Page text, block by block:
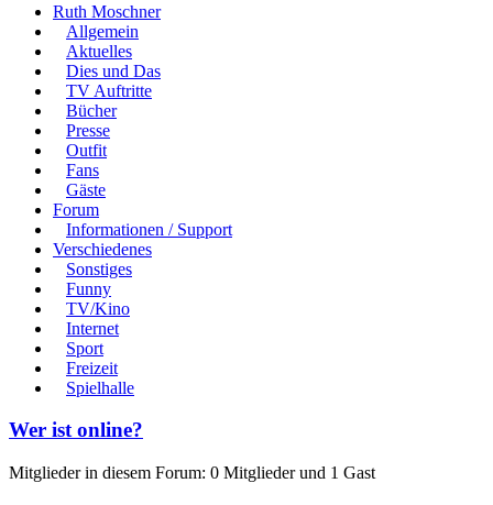
Ruth Moschner
Allgemein
Aktuelles
Dies und Das
TV Auftritte
Bücher
Presse
Outfit
Fans
Gäste
Forum
Informationen / Support
Verschiedenes
Sonstiges
Funny
TV/Kino
Internet
Sport
Freizeit
Spielhalle
Wer ist online?
Mitglieder in diesem Forum: 0 Mitglieder und 1 Gast